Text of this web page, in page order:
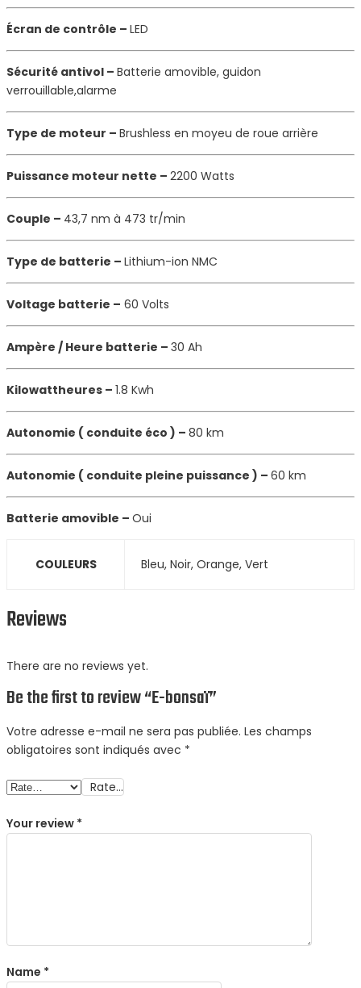
Écran de contrôle – LED
Sécurité antivol – Batterie amovible, guidon
verrouillable,alarme
Type de moteur – Brushless en moyeu de roue arrière
Puissance moteur nette – 2200 Watts
Couple – 43,7 nm à 473 tr/min
Type de batterie – Lithium-ion NMC
Voltage batterie – 60 Volts
Ampère / Heure batterie – 30 Ah
Kilowattheures – 1.8 Kwh
Autonomie ( conduite éco ) – 80 km
Autonomie ( conduite pleine puissance ) – 60 km
Batterie amovible – Oui
COULEURS Bleu, Noir, Orange, Vert
Reviews
There are no reviews yet.
Be the first to review “E-bonsaï”
Votre adresse e-mail ne sera pas publiée. Les champs
obligatoires sont indiqués avec *
Rate…
Your review *
Name *